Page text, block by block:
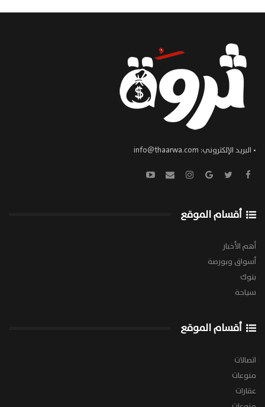
• البريد الإلكتروني: info@thaarwa.com
أقسام الموقع
أهم الأخبار
أسواق وبورصة
بنوك
سياحة
أقسام الموقع
اتصالات
منوعات
عقارات